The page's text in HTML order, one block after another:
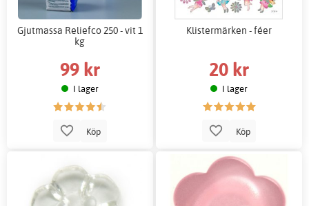
Gjutmassa Reliefco 250 - vit 1
kg
99 kr
I lager
Köp
Klistermärken - féer
20 kr
I lager
Köp